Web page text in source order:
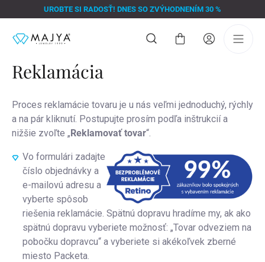
na
UROBTE SI RADOSŤ! DNES SO ZVÝHODNENÍM 30 %
Nákupný
Reklamácia
Proces reklamácie tovaru je u nás veľmi jednoduchý, rýchly
a na pár kliknutí. Postupujte prosím podľa inštrukcií a
nižšie zvoľte „Reklamovať tovar“.
Vo formulári zadajte
číslo objednávky a
e-mailovú adresu a
vyberte spôsob
riešenia reklamácie. Spätnú dopravu hradíme my, ak ako
spätnú dopravu vyberiete možnosť: „Tovar odveziem na
pobočku dopravcu“ a vyberiete si akékoľvek zberné
miesto Packeta.